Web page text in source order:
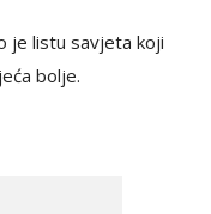
je listu savjeta koji
bolje.